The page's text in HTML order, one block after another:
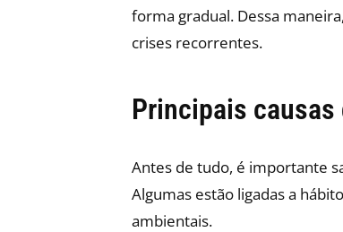
forma gradual. Dessa
crises recorrentes.
Principais
Antes de tudo, é importante
Algumas estão ligadas a
ambientais.